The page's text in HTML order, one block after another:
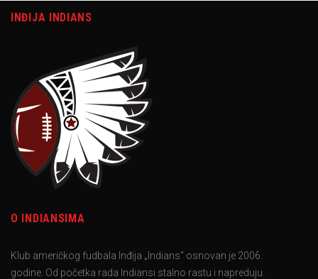
INĐIJA INDIANS
O INDIANSIMA
Klub američkog fudbala Inđija „Indians“ osnovan je 2006.
godine. Od početka rada Indiansi stalno rastu i napreduju.